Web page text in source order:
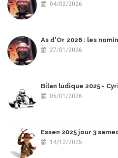
04/02/2026
As d'Or 2026 : les
27/01/2026
Bilan ludique 2025 -
05/01/2026
Essen 2025 jour 3
14/12/2025